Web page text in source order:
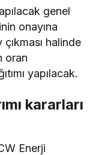
genel
onayına
halinde
oran
yapılacak.
kararları
Enerji